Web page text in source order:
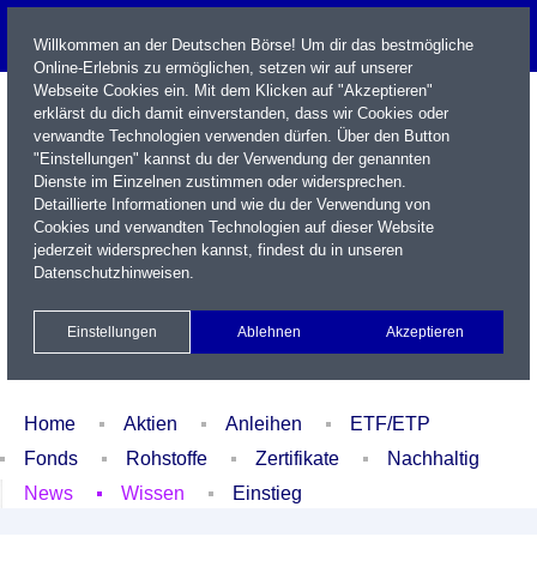
Name / WKN / ISIN / Kürzel
Xetra Realtime
Watchlist Portfolio Login
Home Aktien Anleihen
ETF/ETP
Fonds
Rohstoffe Zertifikate
Nachhaltig
News
Wissen Einstieg
Willkommen an der Deutschen Börse! Um dir das bestmögliche
Online-Erlebnis zu ermöglichen, setzen wir auf unserer
Webseite Cookies ein. Mit dem Klicken auf "Akzeptieren"
erklärst du dich damit einverstanden, dass wir Cookies oder
verwandte Technologien verwenden dürfen. Über den Button
"Einstellungen" kannst du der Verwendung der genannten
Dienste im Einzelnen zustimmen oder widersprechen.
Detaillierte Informationen und wie du der Verwendung von
Cookies und verwandten Technologien auf dieser Website
jederzeit widersprechen kannst, findest du in unseren
Datenschutzhinweisen.
Einstellungen Ablehnen Akzeptieren